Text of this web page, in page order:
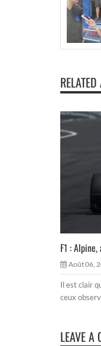
F1 :
Août 06,
Il est clair
ceux
LEAVE A